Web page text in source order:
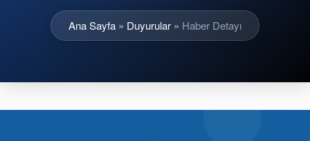
Ana Sayfa » Duyurular » Haber Detayı